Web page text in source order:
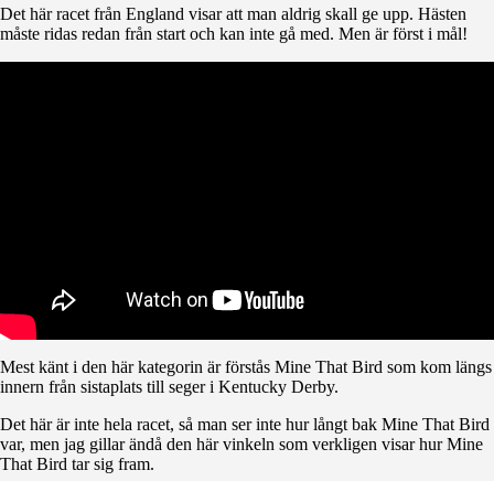
Det här racet från England visar att man aldrig skall ge upp. Hästen
måste ridas redan från start och kan inte gå med. Men är först i mål!
Mest känt i den här kategorin är förstås Mine That Bird som kom längs
innern från sistaplats till seger i Kentucky Derby.
Det här är inte hela racet, så man ser inte hur långt bak Mine That Bird
var, men jag gillar ändå den här vinkeln som verkligen visar hur Mine
That Bird tar sig fram.